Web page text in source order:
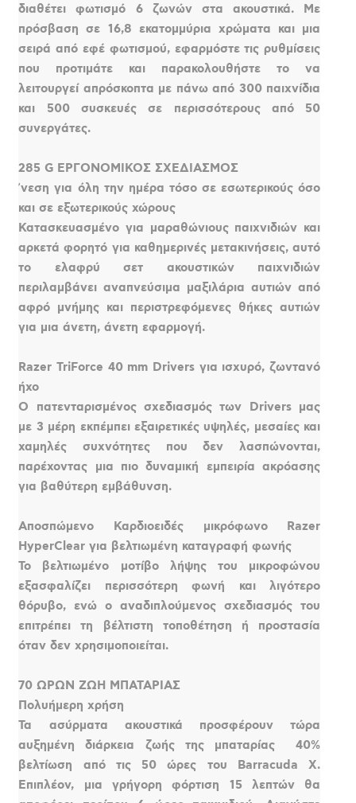
διαθέτει φωτισμό 6 ζωνών στα ακουστικά. Με
πρόσβαση σε 16,8 εκατομμύρια χρώματα και μια
σειρά από εφέ φωτισμού, εφαρμόστε τις ρυθμίσεις
που προτιμάτε και παρακολουθήστε το να
λειτουργεί απρόσκοπτα με πάνω από 300 παιχνίδια
και 500 συσκευές σε περισσότερους από 50
συνεργάτες.
285 G ΕΡΓΟΝΟΜΙΚΟΣ ΣΧΕΔΙΑΣΜΟΣ
ʼνεση για όλη την ημέρα τόσο σε εσωτερικούς όσο
και σε εξωτερικούς χώρους
Κατασκευασμένο για μαραθώνιους παιχνιδιών και
αρκετά φορητό για καθημερινές μετακινήσεις, αυτό
το ελαφρύ σετ ακουστικών παιχνιδιών
περιλαμβάνει αναπνεύσιμα μαξιλάρια αυτιών από
αφρό μνήμης και περιστρεφόμενες θήκες αυτιών
για μια άνετη, άνετη εφαρμογή.
Razer TriForce 40 mm Drivers για ισχυρό, ζωντανό
ήχο
Ο πατενταρισμένος σχεδιασμός των Drivers μας
με 3 μέρη εκπέμπει εξαιρετικές υψηλές, μεσαίες και
χαμηλές συχνότητες που δεν λασπώνονται,
παρέχοντας μια πιο δυναμική εμπειρία ακρόασης
για βαθύτερη εμβάθυνση.
Αποσπώμενο Καρδιοειδές μικρόφωνο Razer
HyperClear για βελτιωμένη καταγραφή φωνής
Το βελτιωμένο μοτίβο λήψης του μικροφώνου
εξασφαλίζει περισσότερη φωνή και λιγότερο
θόρυβο, ενώ ο αναδιπλούμενος σχεδιασμός του
επιτρέπει τη βέλτιστη τοποθέτηση ή προστασία
όταν δεν χρησιμοποιείται.
70 ΩΡΩΝ ΖΩΗ ΜΠΑΤΑΡΙΑΣ
Πολυήμερη χρήση
Τα ασύρματα ακουστικά προσφέρουν τώρα
αυξημένη διάρκεια ζωής της μπαταρίας  40%
βελτίωση από τις 50 ώρες του Barracuda X.
Επιπλέον, μια γρήγορη φόρτιση 15 λεπτών θα